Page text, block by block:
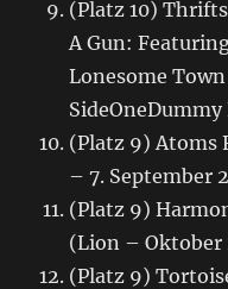
(Platz 10)
A Gun:
Lonesome
SideOneDummy
(Platz 9) Atoms
– 7. September
(Platz 9)
(Lion – Oktober
(Platz 9)